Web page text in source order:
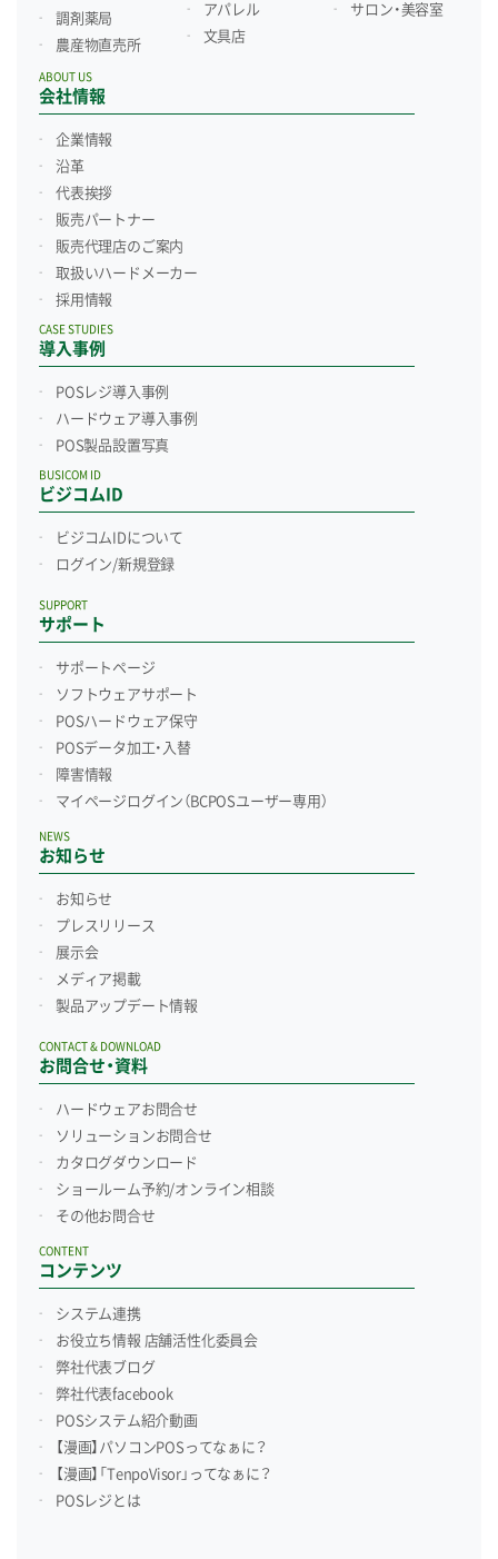
調剤薬局
農産物直売所
アパレル
文具店
サロン・美容室
会社情報
ABOUT US
企業情報
沿革
代表挨拶
販売パートナー
販売代理店のご案内
取扱いハードメーカー
採用情報
導入事例
CASE STUDIES
POSレジ導入事例
ハードウェア導入事例
POS製品設置写真
ビジコムID
BUSICOM ID
ビジコムIDについて
ログイン/新規登録
サポート
SUPPORT
サポートページ
ソフトウェアサポート
POSハードウェア保守
POSデータ加工・入替
障害情報
マイページログイン （BCPOSユーザー専用）
お知らせ
NEWS
お知らせ
プレスリリース
展示会
メディア掲載
製品アップデート情報
お問合せ・資料
CONTACT & DOWNLOAD
ハードウェアお問合せ
ソリューションお問合せ
カタログダウンロード
ショールーム予約/オンライン相談
その他お問合せ
コンテンツ
CONTENT
システム連携
お役立ち情報 店舗活性化委員会
弊社代表ブログ
弊社代表facebook
POSシステム紹介動画
【漫画】パソコンPOSってなぁに？
【漫画】「TenpoVisor」ってなぁに？
POSレジとは